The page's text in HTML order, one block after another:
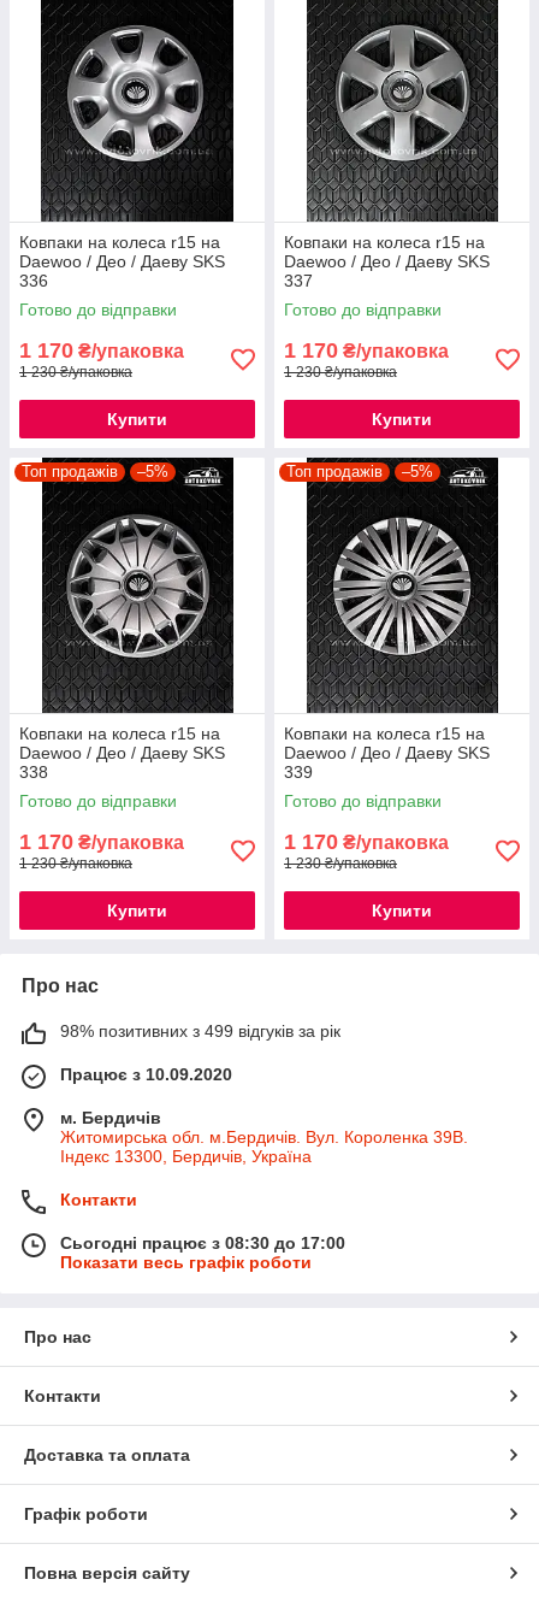
Ковпаки на колеса r15 на
Daewoo / Део / Даеву SKS
336
Готово до відправки
1 170 ₴/упаковка
1 230 ₴/упаковка
Купити
Ковпаки на колеса r15 на
Daewoo / Део / Даеву SKS
337
Готово до відправки
1 170 ₴/упаковка
1 230 ₴/упаковка
Купити
Топ продажів –5%
Ковпаки на колеса r15 на
Daewoo / Део / Даеву SKS
338
Готово до відправки
1 170 ₴/упаковка
1 230 ₴/упаковка
Купити
Топ продажів –5%
Ковпаки на колеса r15 на
Daewoo / Део / Даеву SKS
339
Готово до відправки
1 170 ₴/упаковка
1 230 ₴/упаковка
Купити
Про нас
98% позитивних з 499 відгуків за рік
Працює з 10.09.2020
м. Бердичів
Житомирська обл. м.Бердичів. Вул. Короленка 39В.
Індекс 13300, Бердичів, Україна
Контакти
Сьогодні працює з 08:30 до 17:00
Показати весь графік роботи
Про нас
Контакти
Доставка та оплата
Графік роботи
Повна версія сайту